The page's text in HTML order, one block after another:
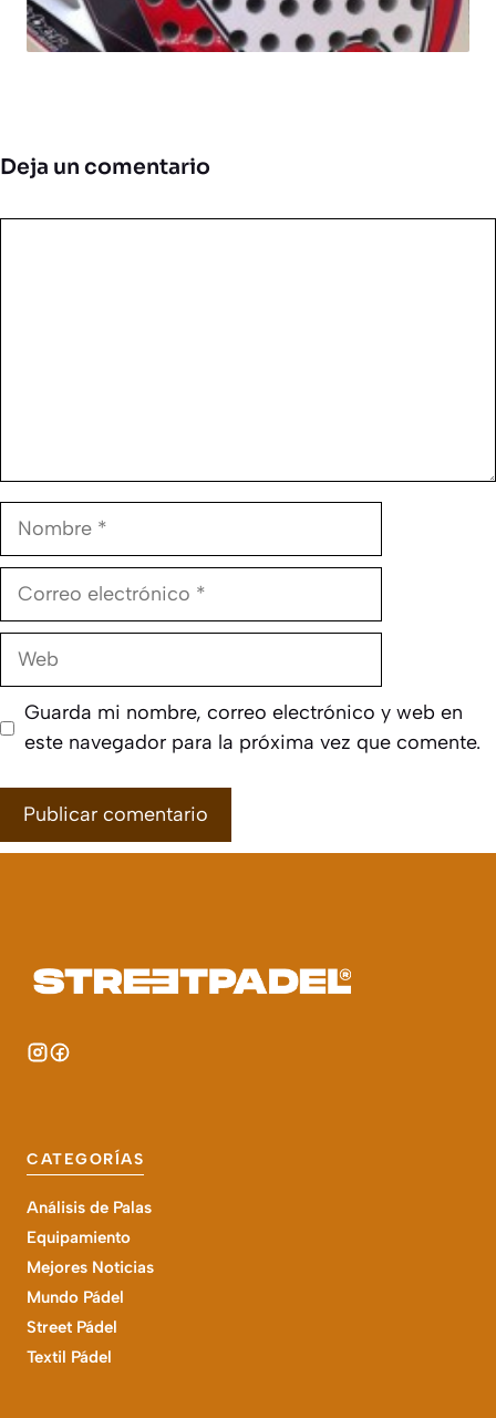
Deja un comentario
Nombre
Correo
Web
Guarda mi nombre, correo electrónico y web en
este navegador para la próxima vez que comente.
CATEGORÍAS
Análisis de Palas
Equipamiento
Mejores Noticias
Mundo Pádel
Street Pádel
Textil Pádel